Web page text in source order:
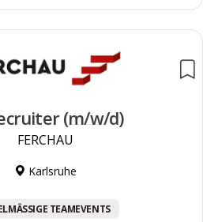
(m/w/d)
FERCHAU
Karlsruhe
TEAMEVENTS